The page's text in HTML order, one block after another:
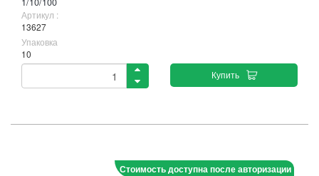
Артикул :
13627
Упаковка
10
Купить
Стоимость доступна после авторизации